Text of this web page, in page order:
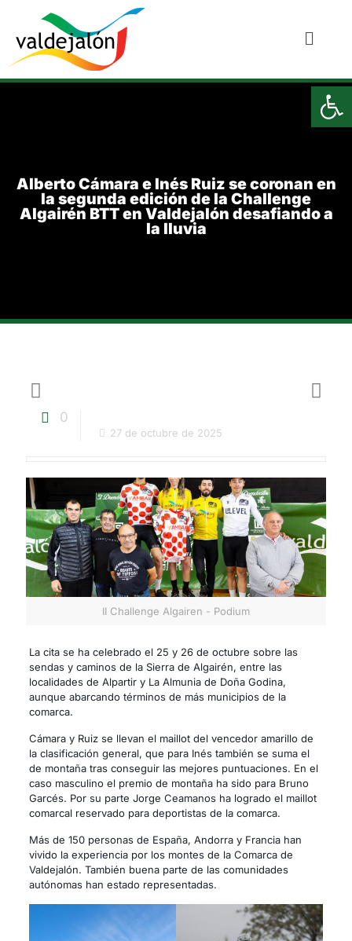
Alberto Cámara e Inés Ruiz se coronan en
la segunda edición de la Challenge
Algairén BTT en Valdejalón desafiando a
la lluvia
0
27 de octubre de 2025
II Challenge Algairen - Podium
La cita se ha celebrado el 25 y 26 de octubre sobre las
sendas y caminos de la Sierra de Algairén, entre las
localidades de Alpartir y La Almunia de Doña Godina,
aunque abarcando términos de más municipios de la
comarca.
Cámara y Ruiz se llevan el maillot del vencedor amarillo de
la clasificación general, que para Inés también se suma el
de montaña tras conseguir las mejores puntuaciones. En el
caso masculino el premio de montaña ha sido para Bruno
Garcés. Por su parte Jorge Ceamanos ha logrado el maillot
comarcal reservado para deportistas de la comarca.
Más de 150 personas de España, Andorra y Francia han
vivido la experiencia por los montes de la Comarca de
Valdejalón. También buena parte de las comunidades
autónomas han estado representadas.